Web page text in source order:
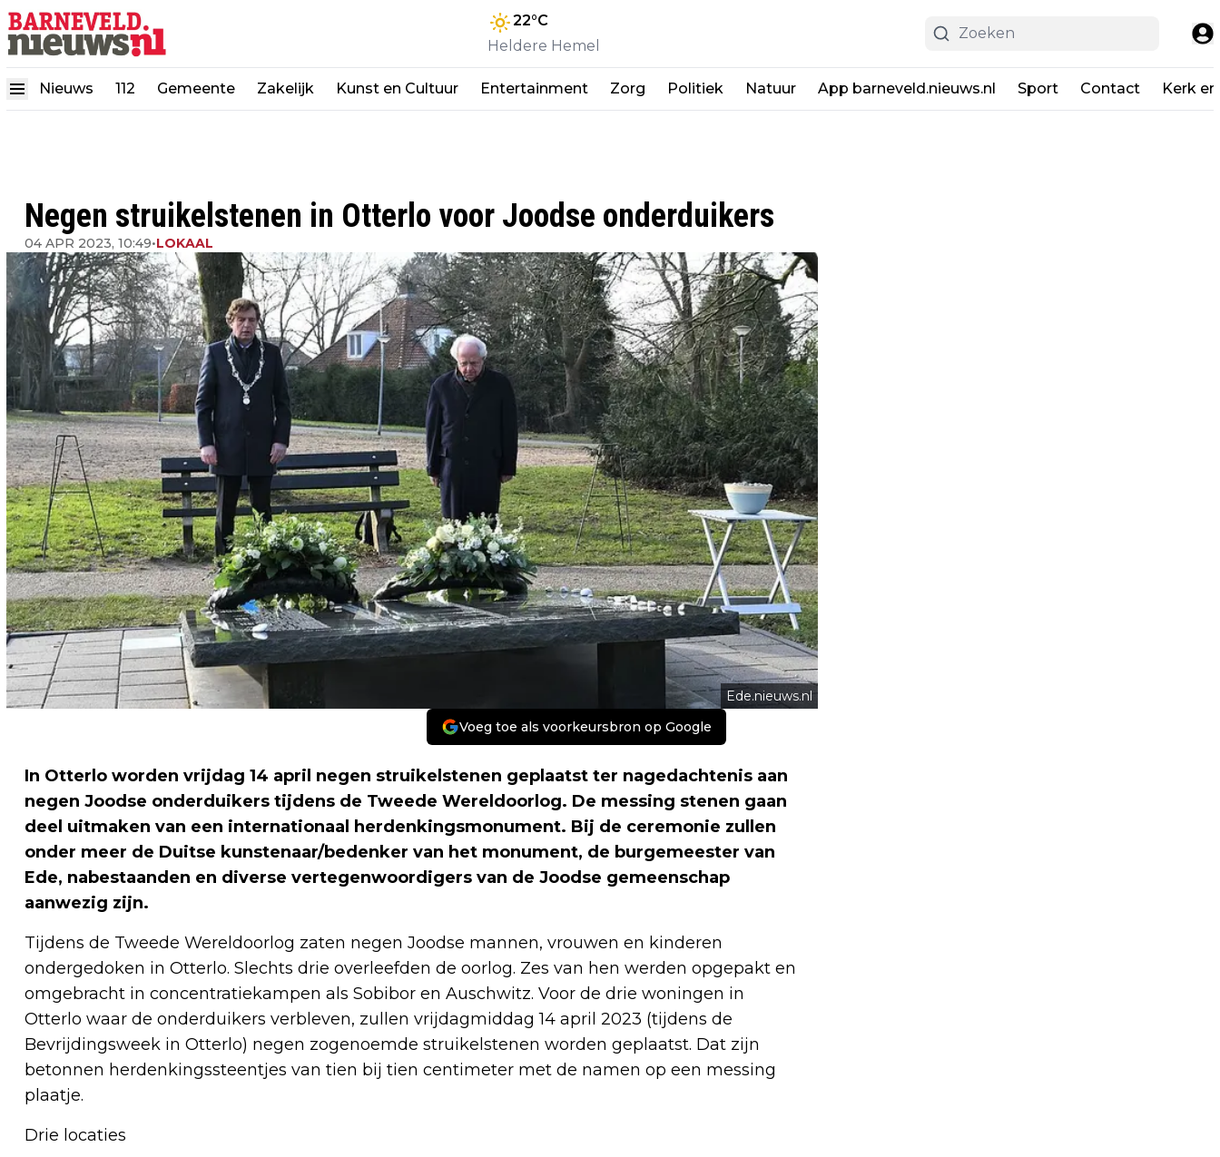
22°C
Heldere Hemel
Nieuws 112 Gemeente Zakelijk Kunst en Cultuur Entertainment Zorg Politiek Natuur App barneveld.nieuws.nl Sport Contact Kerk
Negen struikelstenen in Otterlo voor Joodse onderduikers
04 APR 2023, 10:49•LOKAAL
Ede.nieuws.nl
Voeg toe als voorkeursbron op Google
In Otterlo worden vrijdag 14 april negen struikelstenen geplaatst ter nagedachtenis aan
negen Joodse onderduikers tijdens de Tweede Wereldoorlog. De messing stenen gaan
deel uitmaken van een internationaal herdenkingsmonument. Bij de ceremonie zullen
onder meer de Duitse kunstenaar/bedenker van het monument, de burgemeester van
Ede, nabestaanden en diverse vertegenwoordigers van de Joodse gemeenschap
aanwezig zijn.
Tijdens de Tweede Wereldoorlog zaten negen Joodse mannen, vrouwen en kinderen
ondergedoken in Otterlo. Slechts drie overleefden de oorlog. Zes van hen werden opgepakt en
omgebracht in concentratiekampen als Sobibor en Auschwitz. Voor de drie woningen in
Otterlo waar de onderduikers verbleven, zullen vrijdagmiddag 14 april 2023 (tijdens de
Bevrijdingsweek in Otterlo) negen zogenoemde struikelstenen worden geplaatst. Dat zijn
betonnen herdenkingssteentjes van tien bij tien centimeter met de namen op een messing
plaatje.
Drie locaties